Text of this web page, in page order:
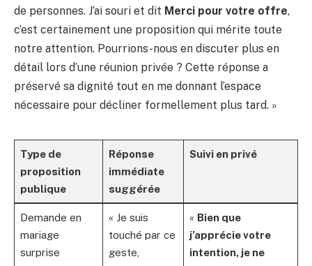
de personnes. J’ai souri et dit Merci pour votre offre,
c’est certainement une proposition qui mérite toute
notre attention. Pourrions-nous en discuter plus en
détail lors d’une réunion privée ? Cette réponse a
préservé sa dignité tout en me donnant l’espace
nécessaire pour décliner formellement plus tard. »
Type de
proposition
publique
Réponse
immédiate
suggérée
Suivi en privé
Demande en
mariage
surprise
« Je suis
touché par ce
geste,
« Bien que
j’apprécie votre
intention, je ne